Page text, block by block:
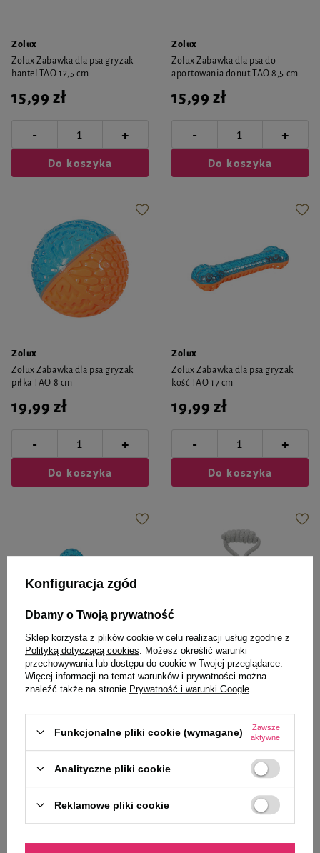
Zolux
Zolux Zabawka dla psa gryzak
hantel TAO 12,5 cm
15,99 zł
- +
Do koszyka
Zolux
Zolux Zabawka dla psa do
aportowania donut TAO 8,5 cm
15,99 zł
- +
Do koszyka
Zolux
Zolux Zabawka dla psa gryzak
piłka TAO 8 cm
19,99 zł
- +
Do koszyka
Zolux
Zolux Zabawka dla psa gryzak
kość TAO 17 cm
19,99 zł
- +
Do koszyka
Zolux
Zolux Zabawka dla psa gryzak
bumerang TAO 13,6 cm
19,99 zł
- +
Trixie
Trixie Zabawka dla psa Junior
Piłka sznurowa z uchwytem 6
10,99 zł
Do koszyka
Konfiguracja zgód
Dbamy o Twoją prywatność
Sklep korzysta z plików cookie w celu realizacji usług zgodnie z
Polityką dotyczącą cookies . Możesz określić warunki
przechowywania lub dostępu do cookie w Twojej przeglądarce.
Więcej informacji na temat warunków i prywatności można
znaleźć także na stronie Prywatność i warunki Google
Funkcjonalne pliki cookie (wymagane)
Zawsze
aktywne
Analityczne pliki cookie
Reklamowe pliki cookie